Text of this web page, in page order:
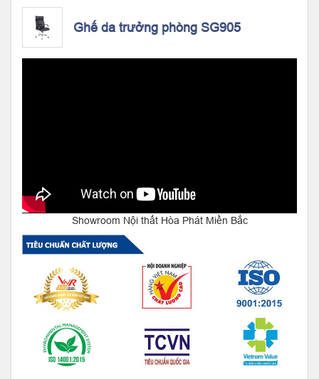
Ghế da trưởng phòng SG905
Showroom Nội thất Hòa Phát Miền Bắc